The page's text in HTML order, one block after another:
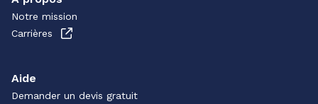
Notre mission
Carrières
Aide
Demander un devis gratuit